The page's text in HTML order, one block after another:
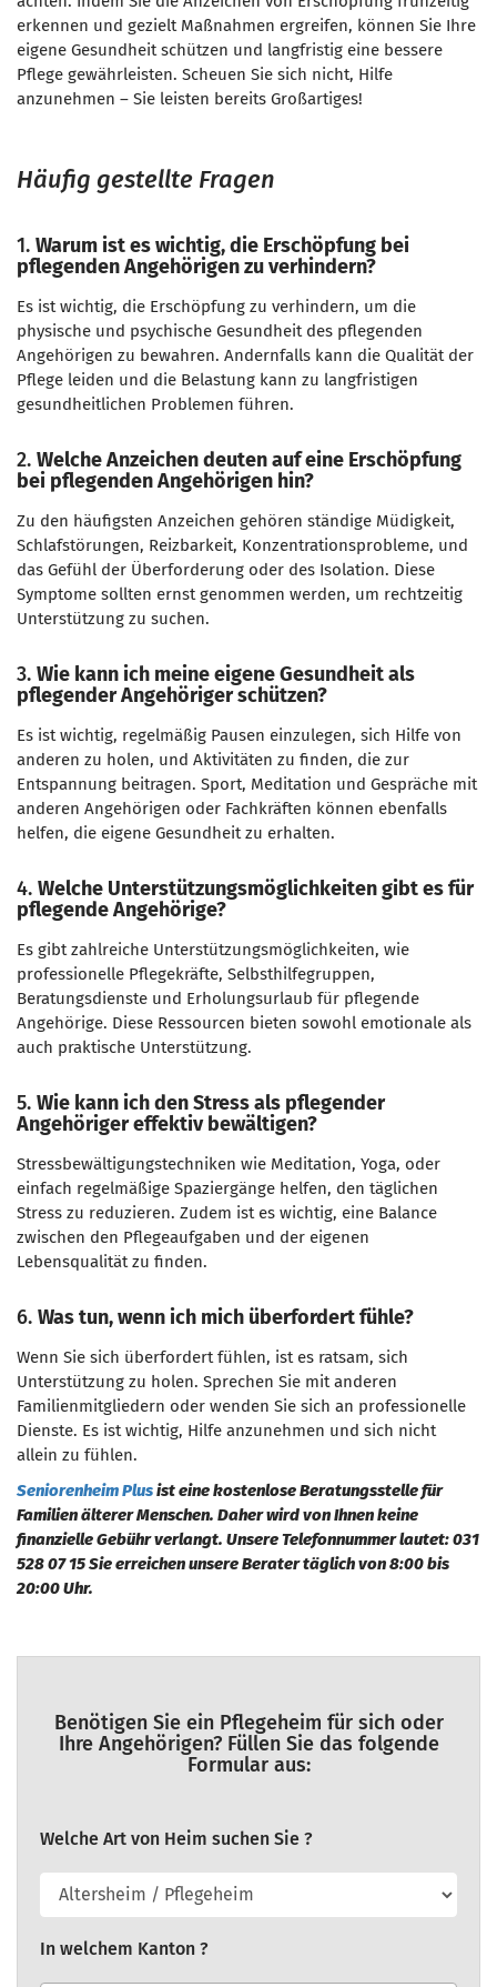
erkennen und gezielt Maßnahmen ergreifen, können Sie Ihre
eigene Gesundheit schützen und langfristig eine bessere
Pflege gewährleisten. Scheuen Sie sich nicht, Hilfe
anzunehmen – Sie leisten bereits Großartiges!
Häufig gestellte Fragen
1. Warum ist es wichtig, die Erschöpfung bei
pflegenden Angehörigen zu verhindern?
Es ist wichtig, die Erschöpfung zu verhindern, um die
physische und psychische Gesundheit des pflegenden
Angehörigen zu bewahren. Andernfalls kann die Qualität der
Pflege leiden und die Belastung kann zu langfristigen
gesundheitlichen Problemen führen.
2. Welche Anzeichen deuten auf eine Erschöpfung
bei pflegenden Angehörigen hin?
Zu den häufigsten Anzeichen gehören ständige Müdigkeit,
Schlafstörungen, Reizbarkeit, Konzentrationsprobleme, und
das Gefühl der Überforderung oder des Isolation. Diese
Symptome sollten ernst genommen werden, um rechtzeitig
Unterstützung zu suchen.
3. Wie kann ich meine eigene Gesundheit als
pflegender Angehöriger schützen?
Es ist wichtig, regelmäßig Pausen einzulegen, sich Hilfe von
anderen zu holen, und Aktivitäten zu finden, die zur
Entspannung beitragen. Sport, Meditation und Gespräche mit
anderen Angehörigen oder Fachkräften können ebenfalls
helfen, die eigene Gesundheit zu erhalten.
4. Welche Unterstützungsmöglichkeiten gibt es für
pflegende Angehörige?
Es gibt zahlreiche Unterstützungsmöglichkeiten, wie
professionelle Pflegekräfte, Selbsthilfegruppen,
Beratungsdienste und Erholungsurlaub für pflegende
Angehörige. Diese Ressourcen bieten sowohl emotionale als
auch praktische Unterstützung.
5. Wie kann ich den Stress als pflegender
Angehöriger effektiv bewältigen?
Stressbewältigungstechniken wie Meditation, Yoga, oder
einfach regelmäßige Spaziergänge helfen, den täglichen
Stress zu reduzieren. Zudem ist es wichtig, eine Balance
zwischen den Pflegeaufgaben und der eigenen
Lebensqualität zu finden.
6. Was tun, wenn ich mich überfordert fühle?
Wenn Sie sich überfordert fühlen, ist es ratsam, sich
Unterstützung zu holen. Sprechen Sie mit anderen
Familienmitgliedern oder wenden Sie sich an professionelle
Dienste. Es ist wichtig, Hilfe anzunehmen und sich nicht
allein zu fühlen.
Seniorenheim Plusist eine kostenlose Beratungsstelle für
Familien älterer Menschen. Daher wird von Ihnen keine
finanzielle Gebühr verlangt. Unsere Telefonnummer lautet: 031
528 07 15 Sie erreichen unsere Berater täglich von 8:00 bis
20:00 Uhr.
Benötigen Sie ein Pflegeheim für sich oder
Ihre Angehörigen? Füllen Sie das folgende
Formular aus:
Welche Art von Heim suchen Sie ?
In welchem Kanton ?